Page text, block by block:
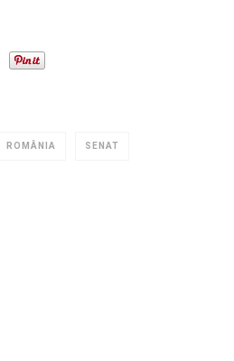
ROMÂNIA SENAT